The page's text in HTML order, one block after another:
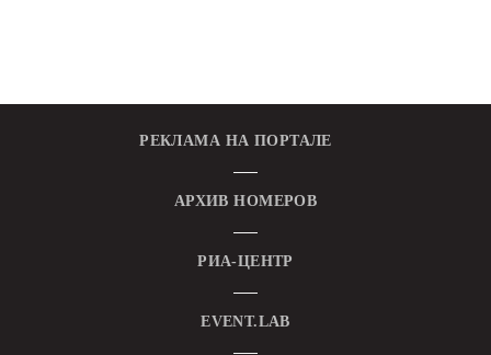
РЕКЛАМА НА ПОРТАЛЕ
АРХИВ НОМЕРОВ
РИА-ЦЕНТР
EVENT.LAB